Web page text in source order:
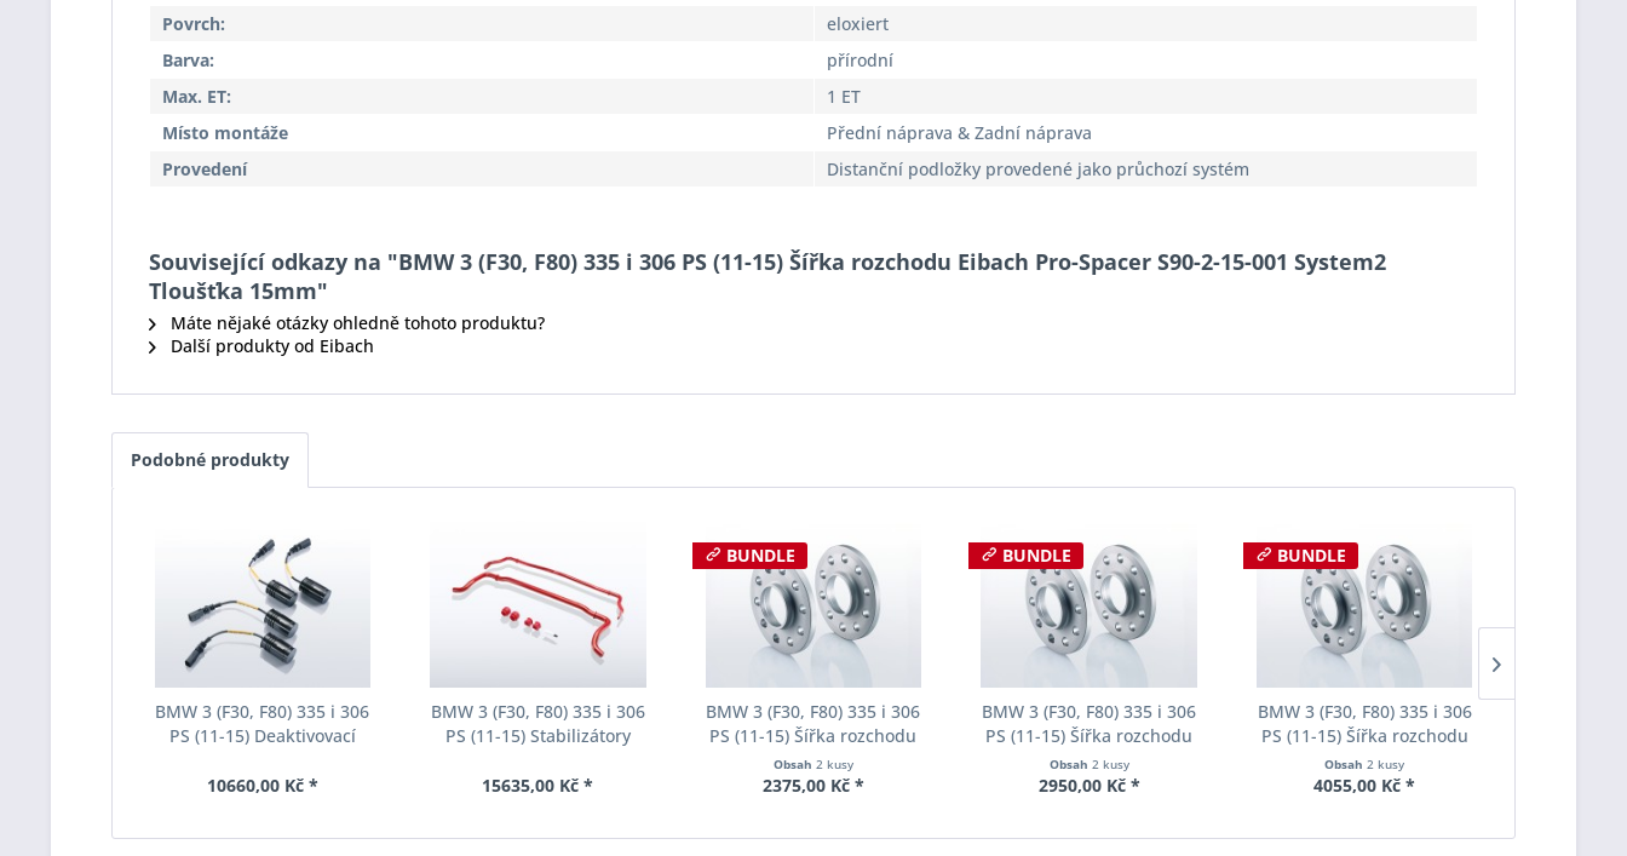
Povrch:
eloxiert
Barva:
přírodní
Max. ET:
1 ET
Místo montáže
Přední náprava & Zadní náprava
Provedení
Distanční podložky provedené jako průchozí systém
Související odkazy na "BMW 3 (F30, F80) 335 i 306 PS (11-15) Šířka rozchodu Eibach Pro-Spacer S90-2-15-001 System2
Tloušťka 15mm"
Máte nějaké otázky ohledně tohoto produktu?
Další produkty od Eibach
Podobné produkty
BMW 3 (F30, F80) 335 i 306
PS (11-15) Deaktivovací
AM65-20-030-01-22
10660,00 Kč *
BMW 3 (F30, F80) 335 i 306
PS (11-15) Stabilizátory
031-01-11
15635,00 Kč *
BUNDLE
BMW 3 (F30, F80) 335 i 306
PS (11-15) Šířka rozchodu
Eibach Pro-Spacer S90-2-10-
004 System2 Tloušťka 10mm
Obsah 2 kusy
2375,00 Kč *
BUNDLE
BMW 3 (F30, F80) 335 i 306
PS (11-15) Šířka rozchodu
Eibach Pro-Spacer S90-2-12-
002 System2 Tloušťka 12mm
Obsah 2 kusy
2950,00 Kč *
BUNDLE
BMW 3 (F30, F80) 335 i 306
PS (11-15) Šířka rozchodu
Eibach Pro-Spacer S90-2-20-
020 System2 Tloušťka 20mm
Obsah2 kusy
4055,00 Kč *